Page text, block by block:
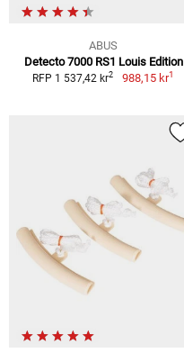
ABUS
Detecto 7000 RS1 Louis Edition
RFP 1 537,42 kr2 988,15 kr1